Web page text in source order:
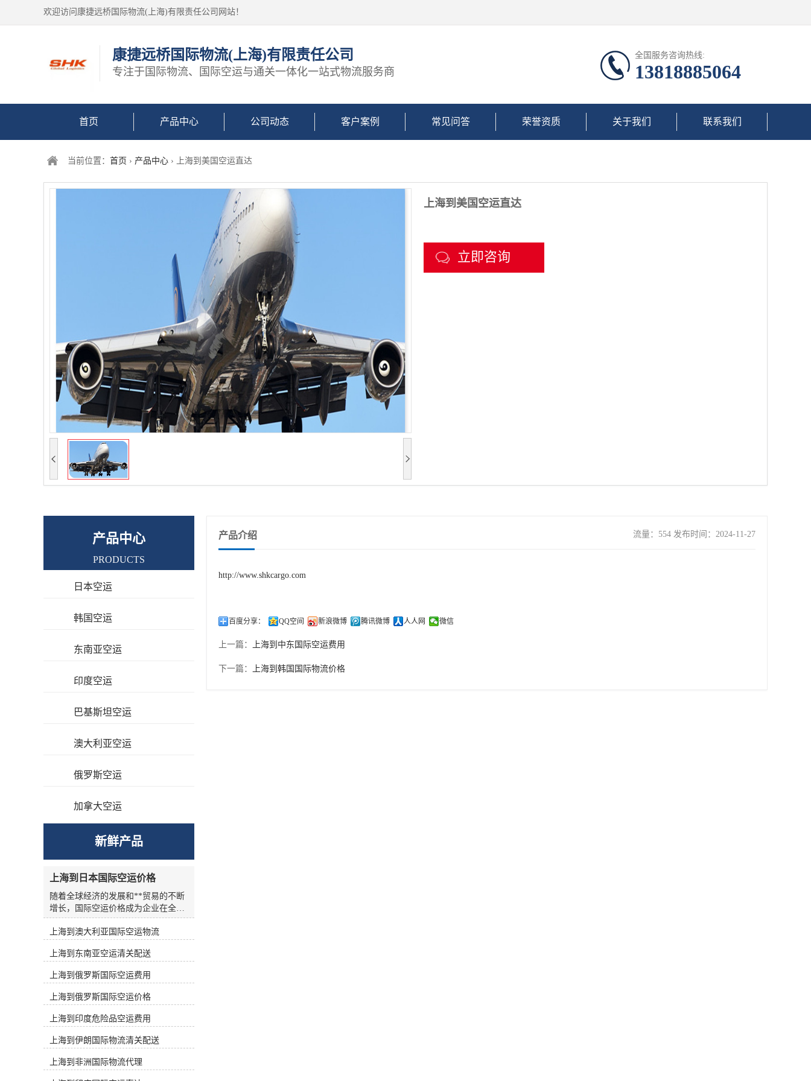
欢迎访问康捷远桥国际物流(上海)有限责任公司网站！
康捷远桥国际物流(上海)有限责任公司
专注于国际物流、国际空运与通关一体化一站式物流服务商
全国服务咨询热线:
13818885064
首页 产品中心 公司动态 客户案例 常见问答 荣誉资质 关于我们 联系我们
当前位置： 首页 › 产品中心 › 上海到美国空运直达
上海到美国空运直达
立即咨询
产品介绍 流量：554 发布时间：2024-11-27
http://www.shkcargo.com
百度分享： QQ空间 新浪微博 腾讯微博 人人网 微信
上一篇： 上海到中东国际空运费用
下一篇： 上海到韩国国际物流价格
产品中心
PRODUCTS
日本空运
韩国空运
东南亚空运
印度空运
巴基斯坦空运
澳大利亚空运
俄罗斯空运
加拿大空运
伊朗空运
欧洲空运
中东空运
非洲空运
南美空运
新鲜产品
上海到日本国际空运价格
随着全球经济的发展和**贸易的不断
增长，国际空运价格成为企业在全球
供应链中关注的一个重要因素。作为
一家致力于为客户提供**货运代理服
司，我们不仅是**航空运输协会
(IATA)的成员，也是民航总局**的空
运代理企业。我们与上海机场及各级
管理部门建立了良好的合作关系，为
客户提供的通关和物流服务。 国际空
运价格在全球贸易中扮演着至关重要
的角色。这一价格涵盖了多种因素，
包括燃油成本、全球经济情况、货物
积、重量以及目的地等因素也会影响
终的国际空运价格。对企业而言，了
上海到澳大利亚国际空运物流
上海到东南亚空运清关配送
上海到俄罗斯国际空运费用
上海到俄罗斯国际空运价格
上海到印度危险品空运费用
上海到伊朗国际物流清关配送
上海到非洲国际物流代理